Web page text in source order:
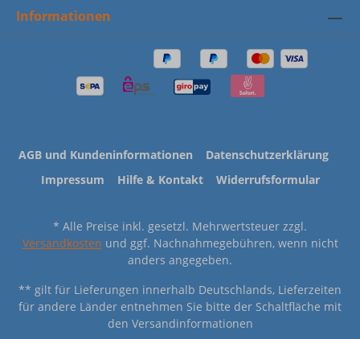
Informationen
AGB und Kundeninformationen
Datenschutzerklärung
Impressum
Hilfe & Kontakt Widerrufsformular
* Alle Preise inkl. gesetzl. Mehrwertsteuer zzgl.
Versandkosten und ggf. Nachnahmegebühren, wenn nicht
anders angegeben.
** gilt für Lieferungen innerhalb Deutschlands, Lieferzeiten
für andere Länder entnehmen Sie bitte der Schaltfläche mit
den Versandinformationen